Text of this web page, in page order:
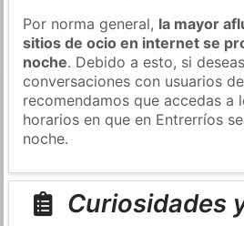
Por norma general, la mayor
sitios de ocio en internet se
noche. Debido a esto, si
conversaciones con usuarios
recomendamos que accedas a
horarios en que en Entrerríos
noche.
Curiosidades